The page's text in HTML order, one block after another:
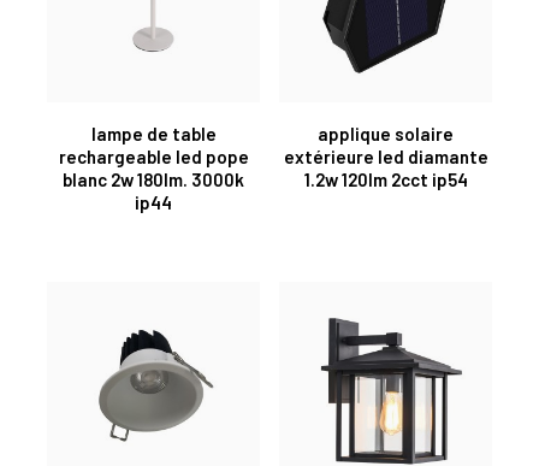
lampe de table
rechargeable led pope
blanc 2w 180lm. 3000k
ip44
applique solaire
extérieure led diamante
1.2w 120lm 2cct ip54